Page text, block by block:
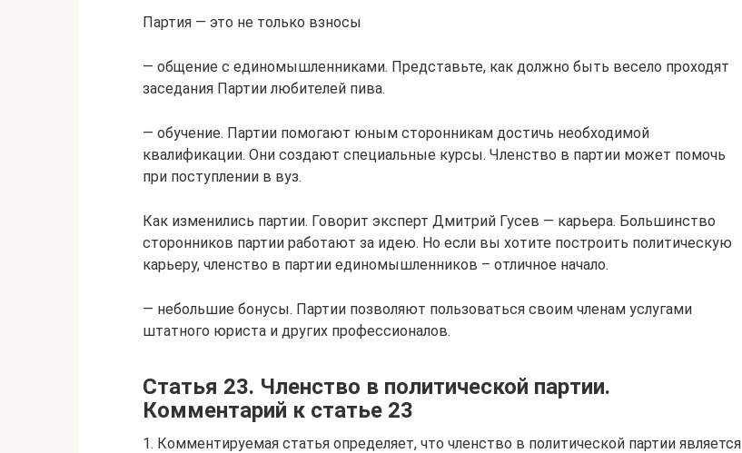
Партия — это не только взносы
— общение с единомышленниками. Представьте, как должно быть весело проходят
заседания Партии любителей пива.
— обучение. Партии помогают юным сторонникам достичь необходимой
квалификации. Они создают специальные курсы. Членство в партии может помочь
при поступлении в вуз.
Как изменились партии. Говорит эксперт Дмитрий Гусев — карьера. Большинство
сторонников партии работают за идею. Но если вы хотите построить политическую
карьеру, членство в партии единомышленников – отличное начало.
— небольшие бонусы. Партии позволяют пользоваться своим членам услугами
штатного юриста и других профессионалов.
Статья 23. Членство в политической партии.
Комментарий к статье 23
1. Комментируемая статья определяет, что членство в политической партии является